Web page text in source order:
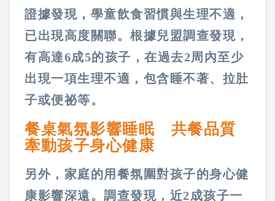
證據發現，學童飲食習慣與生理不適，
已出現高度關聯。根據兒盟調查發現，
有高達6成5的孩子，在過去2周內至少
出現一項生理不適，包含睡不著、拉肚
子或便祕等。
餐桌氣氛影響睡眠 共餐品質
牽動孩子身心健康
另外，家庭的用餐氛圍對孩子的身心健
康影響深遠。調查發現，近2成孩子一